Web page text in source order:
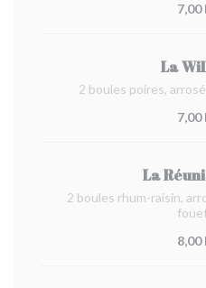
7,00
La
2 boules poires,
7,00
La
2 boules rhum-raisin,
8,00